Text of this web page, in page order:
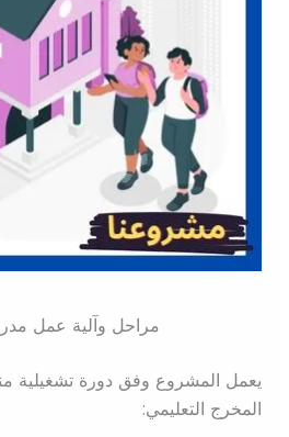
مراحل وآلية عمل
يعمل المشروع وفق دورة تشغيلية
المخرج التعليمي: